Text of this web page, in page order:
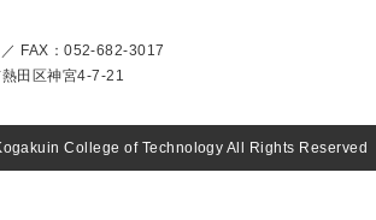
FAX：052-682-3017
田区神宮4-7-21
College of Technology All Rights Reserved